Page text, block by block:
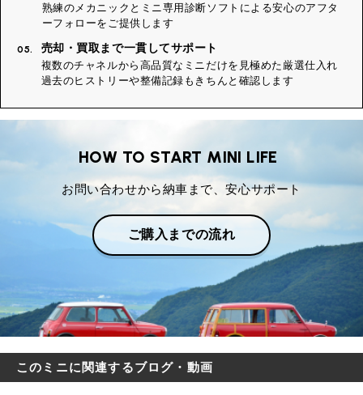
熟練のメカニックとミニ専用診断ソフトによる安心のアフタ
ーフォローをご提供します
05. 売却・買取まで一貫してサポート
複数のチャネルから高品質なミニだけを見極めた厳選仕入れ
過去のヒストリーや整備記録もきちんと確認します
HOW TO START MINI LIFE
お問い合わせから納車まで、安心サポート
ご購入までの流れ
このミニに関連するブログ・動画